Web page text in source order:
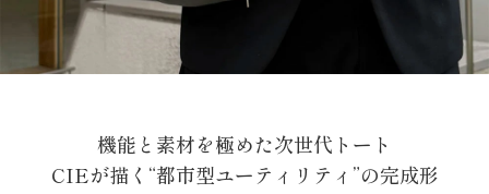
機能と素材を極めた次世代トート
CIEが描く“都市型ユーティリティ”の完成形